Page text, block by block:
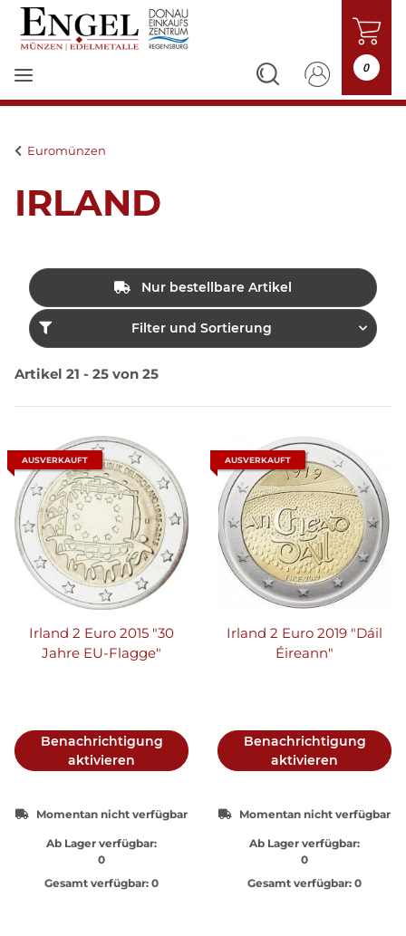
0
Euromünzen
IRLAND
Nur bestellbare Artikel
Filter und Sortierung
Artikel 21 - 25 von 25
AUSVERKAUFT
Irland 2 Euro 2015 "30
Jahre EU-Flagge"
Benachrichtigung
aktivieren
Momentan nicht verfügbar
Ab Lager verfügbar:
0
Gesamt verfügbar: 0
AUSVERKAUFT
Irland 2 Euro 2019 "Dáil
Éireann"
Benachrichtigung
aktivieren
Momentan nicht verfügbar
Ab Lager verfügbar:
0
Gesamt verfügbar: 0